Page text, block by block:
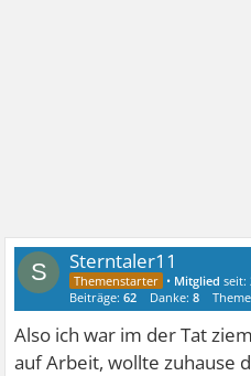
S Sterntaler11
• Mitglied seit:
Beiträge:62 Danke:8
Also ich war im der Tat
auf Arbeit, wollte zuhause